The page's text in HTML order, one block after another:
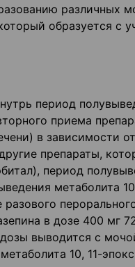
различных
образуется с
период
приема
в зависимости
препараты,
период
метаболита
разового
в дозе 400 мг
выводится с
10, 11-